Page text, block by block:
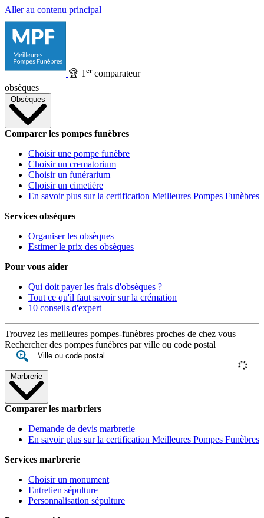
Aller au contenu principal
🏆 1 ercomparateur
obsèques
Obsèques
Comparer les pompes funèbres
Choisir une pompe funèbre
Choisir un crematorium
Choisir un funérarium
Choisir un cimetière
En savoir plus sur la certification Meilleures Pompes Funèbres
Services obsèques
Organiser les obsèques
Estimer le prix des obsèques
Pour vous aider
Qui doit payer les frais d'obsèques ?
Tout ce qu'il faut savoir sur la crémation
10 conseils d'expert
Trouvez les meilleures pompes-funèbres proches de chez vous
Rechercher des pompes funèbres par ville ou code postal
Marbrerie
Comparer les marbriers
Demande de devis marbrerie
En savoir plus sur la certification Meilleures Pompes Funèbres
Services marbrerie
Choisir un monument
Entretien sépulture
Personnalisation sépulture